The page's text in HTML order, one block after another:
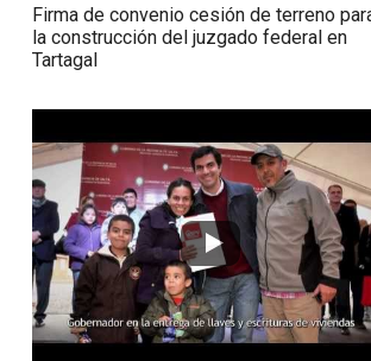
Firma de convenio cesión de terreno
la construcción del juzgado federal en
Tartagal